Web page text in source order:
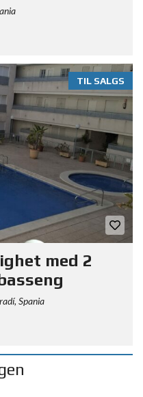
TIL SALGS
med 2
Spania